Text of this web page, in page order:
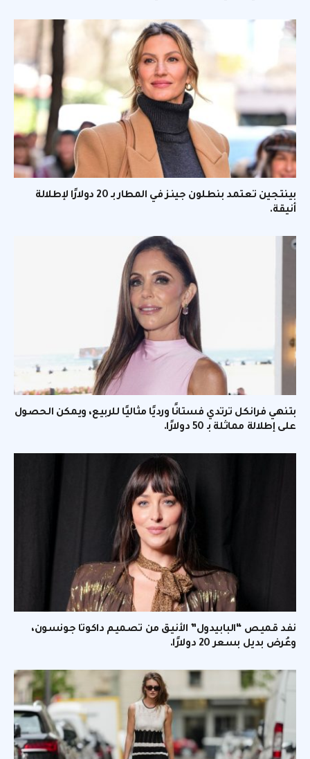
بينتجين تعتمد بنطلون جينز في المطار بـ 20 دولارًا لإطلالة
أنيقة.
بتنهي فرانكل ترتدي فستانًا ورديًا مثاليًا للربيع، ويمكن الحصول
على إطلالة مماثلة بـ 50 دولارًا.
نفد قميص “البابيدول” الأنيق من تصميم داكوتا جونسون،
وعُرض بديل بسعر 20 دولارًا.